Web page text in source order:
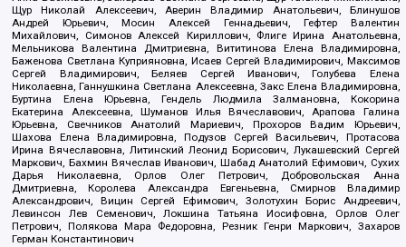
Щур Николай Алексеевич, Аверин Владимир Анатольевич, Блинушов
Андрей Юрьевич, Мосин Алексей Геннадьевич, Гефтер Валентин
Михайлович, Симонов Алексей Кириллович, Флиге Ирина Анатольевна,
Мельникова Валентина Дмитриевна, Вититинова Елена Владимировна,
Баженова Светлана Куприяновна, Исаев Сергей Владимирович, Максимов
Сергей Владимирович, Беляев Сергей Иванович, Голубева Елена
Николаевна, Ганнушкина Светлана Алексеевна, Закс Елена Владимировна,
Буртина Елена Юрьевна, Гендель Людмила Залмановна, Кокорина
Екатерина Алексеевна, Шуманов Илья Вячеславович, Арапова Галина
Юрьевна, Свечников Анатолий Мариевич, Прохоров Вадим Юрьевич,
Шахова Елена Владимировна, Подузов Сергей Васильевич, Протасова
Ирина Вячеславовна, Литинский Леонид Борисович, Лукашевский Сергей
Маркович, Бахмин Вячеслав Иванович, Шабад Анатолий Ефимович, Сухих
Дарья Николаевна, Орлов Олег Петрович, Добровольская Анна
Дмитриевна, Королева Александра Евгеньевна, Смирнов Владимир
Александрович, Вицин Сергей Ефимович, Золотухин Борис Андреевич,
Левинсон Лев Семенович, Локшина Татьяна Иосифовна, Орлов Олег
Петрович, Полякова Мара Федоровна, Резник Генри Маркович, Захаров
Герман Константинович